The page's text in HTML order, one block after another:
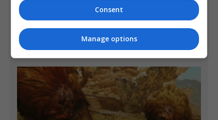
Diablo 4 pode sair no Switch 2 em setembro
Consent
Manage options